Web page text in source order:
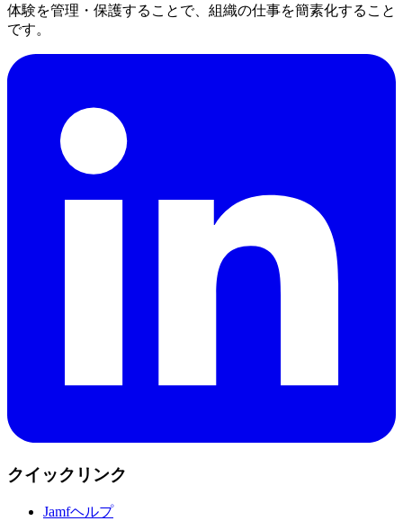
体験を管理・保護することで、組織の仕事を簡素化すること
です。
クイックリンク
Jamfヘルプ